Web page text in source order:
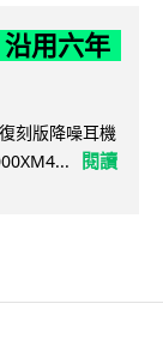
用六年
刻版降噪耳機
閱讀